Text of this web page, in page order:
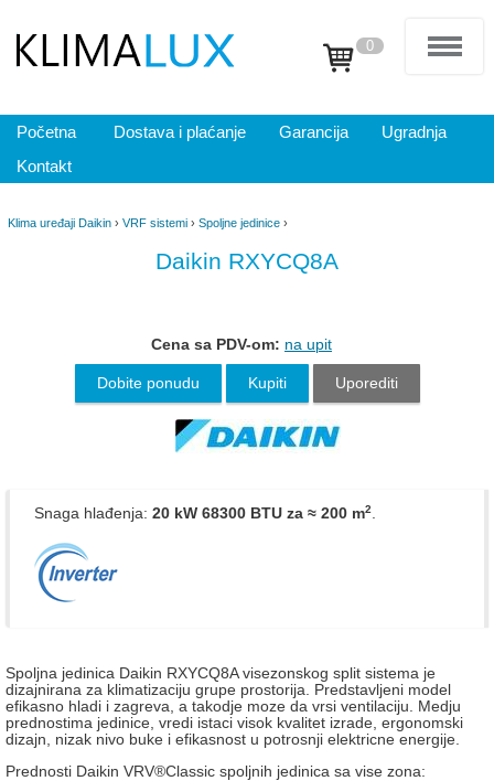
0
Početna Dostava i plaćanje Garancija
Ugradnja
Kontakt
Klima uređaji Daikin › VRF sistemi › Spoljne jedinice ›
Daikin RXYCQ8A
Cena sa PDV-om: na upit
Dobite ponudu Kupiti Uporediti
Snaga hlađenja: 20 kW 68300 BTU za ≈ 200 m2.
Spoljna jedinica Daikin RXYCQ8A visezonskog split sistema je
dizajnirana za klimatizaciju grupe prostorija. Predstavljeni model
efikasno hladi i zagreva, a takodje moze da vrsi ventilaciju. Medju
prednostima jedinice, vredi istaci visok kvalitet izrade, ergonomski
dizajn, nizak nivo buke i efikasnost u potrosnji elektricne energije.
Prednosti Daikin VRV®Classic spoljnih jedinica sa vise zona: